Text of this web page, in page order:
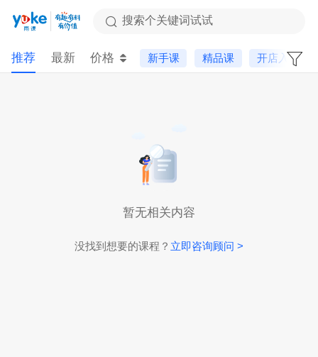
搜索个关键词试试
推荐 最新 价格 新手课 精品课 开店入驻
暂无相关内容
没找到想要的课程？ 立即咨询顾问 >